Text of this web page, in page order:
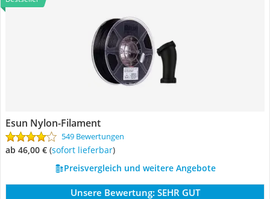
Esun Nylon-Filament
549 Bewertungen
ab 46,00 € ( Sofort lieferbar)
Preisvergleich und weitere Angebote
Unsere Bewertung: SEHR GUT